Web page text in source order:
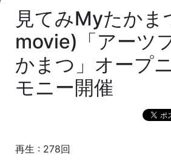
見てみMyたか
movie)「アーツ
かまつ」オープ
モニー開催
再生 : 278回